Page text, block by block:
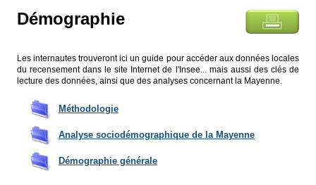
Démographie
Les internautes trouveront ici un guide pour accéder aux données locales
du recensement dans le site Internet de l'Insee... mais aussi des clés de
lecture des données, ainsi que des analyses concernant la Mayenne.
Méthodologie
Analyse sociodémographique de la Mayenne
Démographie générale